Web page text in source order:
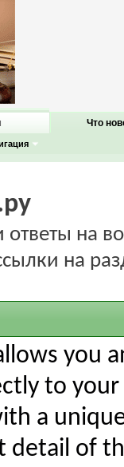
Что
на
на
you
to
a
detail of